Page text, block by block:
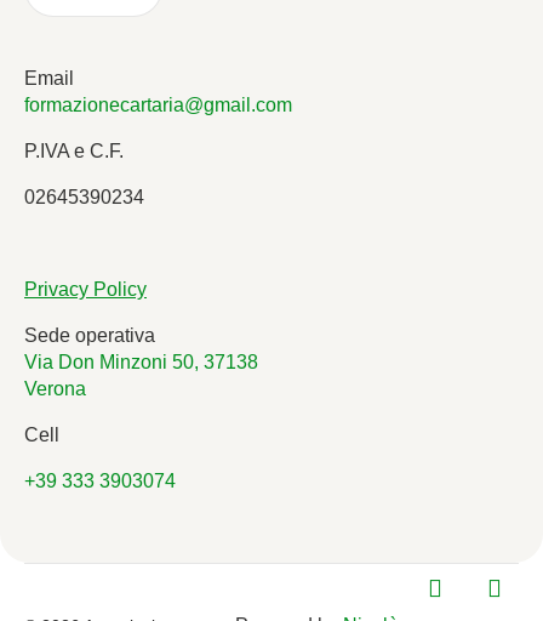
Email
formazionecartaria@gmail.com
P.IVA e C.F.
02645390234
Privacy Policy
Sede operativa
Via Don Minzoni 50, 37138
Verona
Cell
+39 333 3903074